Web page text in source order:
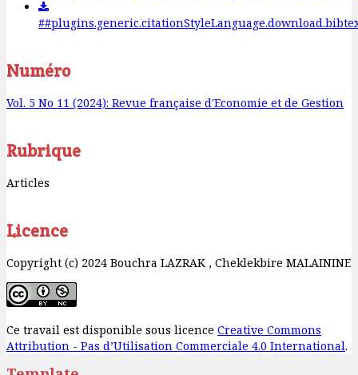
Numéro
Vol. 5 No 11 (2024): Revue française d'Economie et de Gestion
Rubrique
Articles
Licence
Copyright (c) 2024 Bouchra LAZRAK , Cheklekbire MALAININE
Ce travail est disponible sous licence Creative Commons
Attribution - Pas d’Utilisation Commerciale 4.0 International.